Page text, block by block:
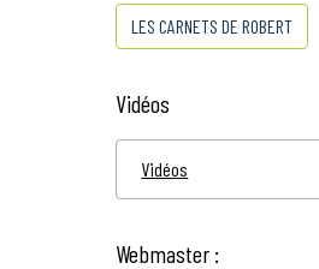
LES CARNETS DE ROBERT
Vidéos
Vidéos
Webmaster :